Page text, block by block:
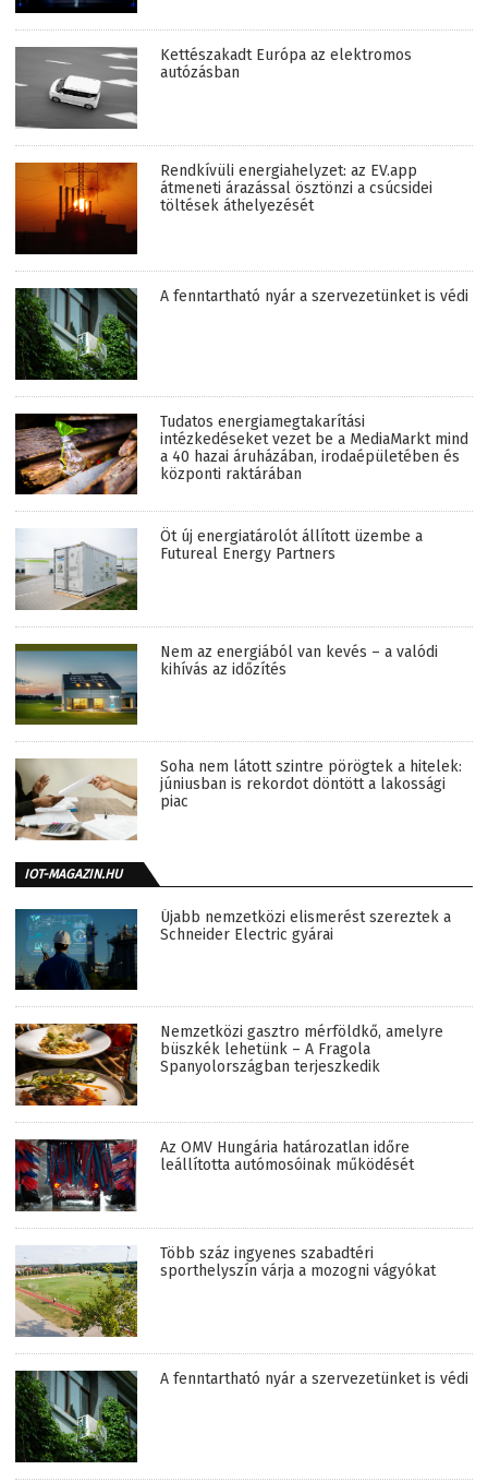
Kettészakadt Európa az elektromos
autózásban
Rendkívüli energiahelyzet: az EV.app
átmeneti árazással ösztönzi a csúcsidei
töltések áthelyezését
A fenntartható nyár a szervezetünket is védi
Tudatos energiamegtakarítási
intézkedéseket vezet be a MediaMarkt mind
a 40 hazai áruházában, irodaépületében és
központi raktárában
Öt új energiatárolót állított üzembe a
Futureal Energy Partners
Nem az energiából van kevés – a valódi
kihívás az időzítés
Soha nem látott szintre pörögtek a hitelek:
júniusban is rekordot döntött a lakossági
piac
IOT-MAGAZIN.HU
Újabb nemzetközi elismerést szereztek a
Schneider Electric gyárai
Nemzetközi gasztro mérföldkő, amelyre
büszkék lehetünk – A Fragola
Spanyolországban terjeszkedik
Az OMV Hungária határozatlan időre
leállította autómosóinak működését
Több száz ingyenes szabadtéri
sporthelyszín várja a mozogni vágyókat
A fenntartható nyár a szervezetünket is védi